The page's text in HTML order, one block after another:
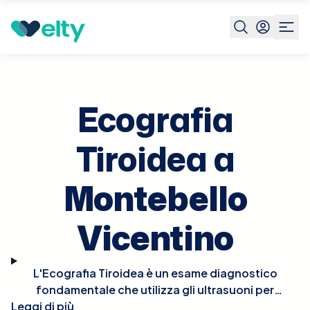
Prenota visita
Montebello
Ecografia
Tiroidea a
Montebello
Vicentino
L'Ecografia Tiroidea è un esame diagnostico
fondamentale che utilizza gli ultrasuoni per
esaminare la ghiandola tiroidea e identificare
Leggi di più